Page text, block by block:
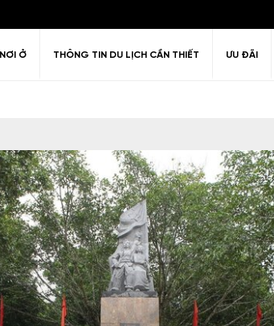
NƠI Ở THÔNG TIN DU LỊCH CẦN THIẾT ƯU ĐÃI
Văn hóa Giải trí & Thư giãn Thiên nhiên
sách thị thực